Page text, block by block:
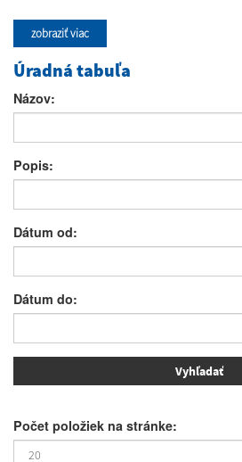
zobraziť viac
Úradná tabuľa
Názov:
Popis:
Dátum od:
Dátum do:
Počet položiek na stránke: